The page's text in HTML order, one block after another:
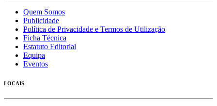
Quem Somos
Publicidade
Política de Privacidade e Termos de Utilização
Ficha Técnica
Estatuto Editorial
Equipa
Eventos
LOCAIS